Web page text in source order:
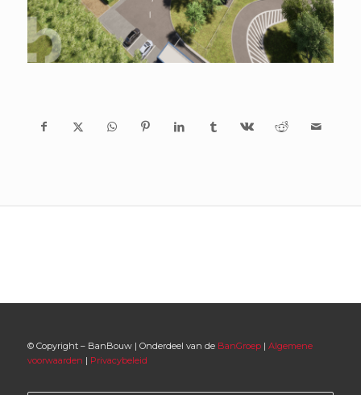
© Copyright – BanBouw | Onderdeel van de BanGroep| Algemene
voorwaarden | Privacybeleid